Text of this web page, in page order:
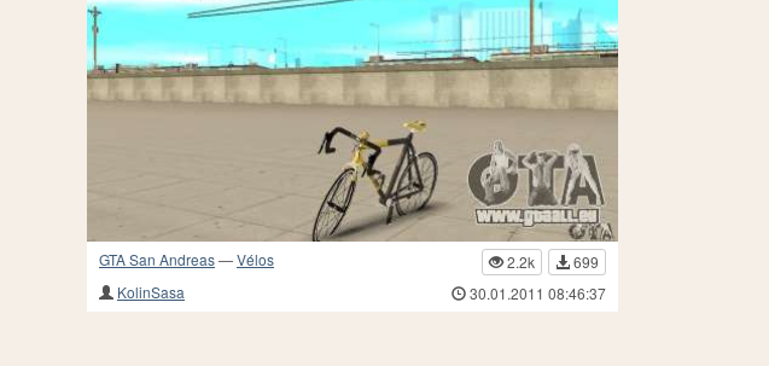
GTA San Andreas—Vélos 2.2k
699
KolinSasa
30.01.2011 08:46:37